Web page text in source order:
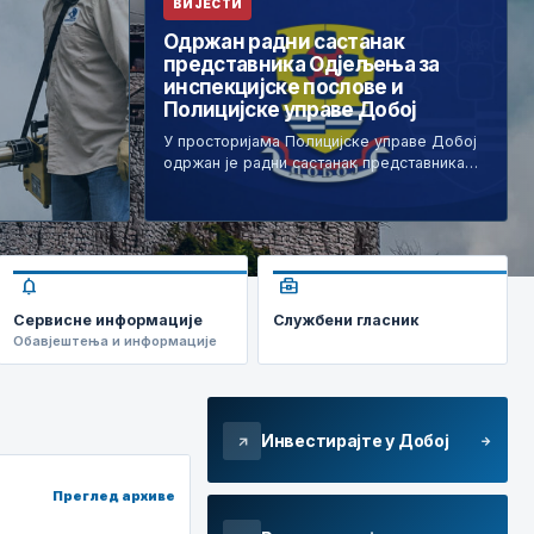
ВИЈЕСТИ
Одржан радни састанак
представника Одјељења за
инспекцијске послове и
Полицијске управе Добој
У просторијама Полицијске управе Добој
одржан је радни састанак представника…
notifications
Сервисне информације
Обавјештења и информације
business_center
Службени гласник
Преглед архиве
arrow_outward Инвестирајте у Добој arrow_forward